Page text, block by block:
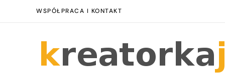
WSPÓŁPRACA I KONTAKT